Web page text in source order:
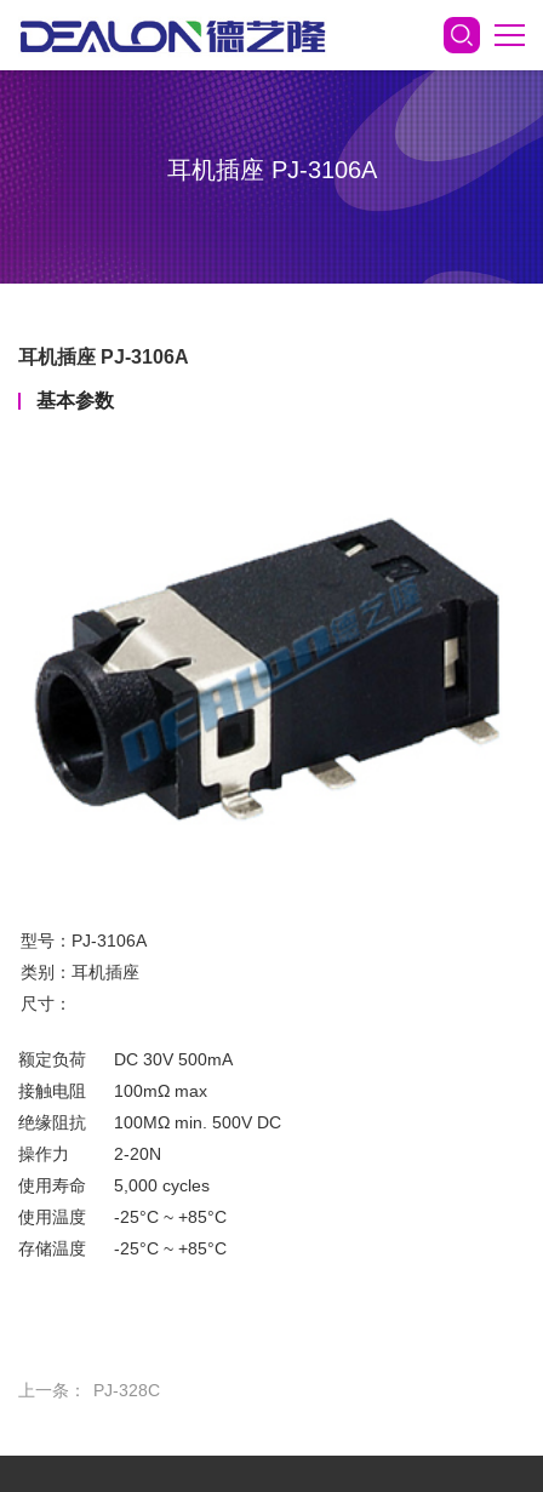
耳机插座 PJ-3106A
耳机插座 PJ-3106A
基本参数
型号：PJ-3106A
类别：耳机插座
尺寸：
额定负荷
DC 30V 500mA
接触电阻
100mΩ max
绝缘阻抗
100MΩ min. 500V DC
操作力
2-20N
使用寿命
5,000 cycles
使用温度
-25°C ~ +85°C
存储温度
-25°C ~ +85°C
上一条： PJ-328C